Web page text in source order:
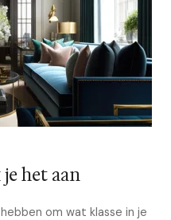
het aan
om wat klasse in je